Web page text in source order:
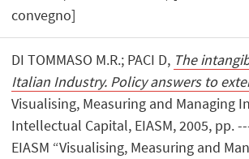
convegno]
DI TOMMASO M.R.; PACI D, The
Italian Industry. Policy answers to
Visualising, Measuring and Managing
Intellectual Capital, EIASM, 2005, pp.
EIASM “Visualising, Measuring and